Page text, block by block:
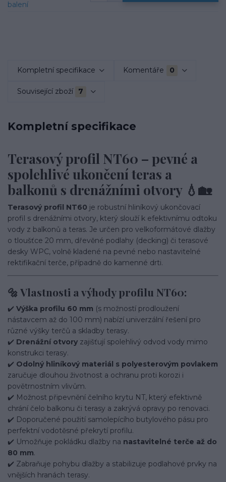
Kompletní specifikace Komentáře 0
Související zboží 7
Kompletní specifikace
Terasový profil NT60 – pevné a
spolehlivé ukončení teras a
balkonů s drenážními otvory 💧🏡
Terasový profil NT60 je robustní hliníkový ukončovací
profil s drenážními otvory, který slouží k efektivnímu odtoku
vody z balkonů a teras. Je určen pro velkoformátové dlažby
o tloušťce 20 mm, dřevěné podlahy (decking) či terasové
desky WPC, volně kladené na pevné nebo nastavitelné
rektifikační terče, případně do kamenné drti.
🔩 Vlastnosti a výhody profilu NT60:
✔️ Výška profilu 60 mm (s možností prodloužení
nástavcem až do 100 mm) nabízí univerzální řešení pro
různé výšky terčů a skladby terasy.
✔️ Drenážní otvory zajišťují spolehlivý odvod vody mimo
konstrukci terasy.
✔️ Odolný hliníkový materiál s polyesterovým povlakem
zaručuje dlouhou životnost a ochranu proti korozi i
povětrnostním vlivům.
✔️ Možnost připevnění čelního krytu NT, který efektivně
chrání čelo balkonu či terasy a zakrývá opravy po renovaci.
✔️ Doporučené použití samolepícího butylového pásu pro
perfektní vodotěsné překrytí profilu.
✔️ Umožňuje pokládku dlažby na nastavitelné terče až do
80 mm.
✔️ Zabraňuje pohybu dlažby a stabilizuje podlahové prvky na
vnějších hranách terasy.